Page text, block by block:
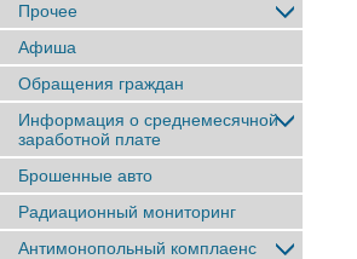
Прочее
Афиша
Обращения граждан
Информация о среднемесячной
заработной плате
Брошенные авто
Радиационный мониторинг
Антимонопольный комплаенс